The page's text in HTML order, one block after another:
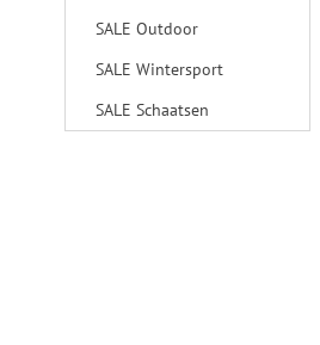
SALE Outdoor
SALE Wintersport
SALE Schaatsen